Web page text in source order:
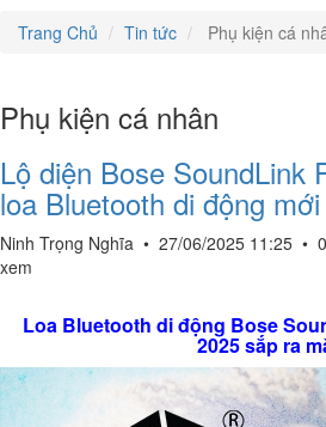
Trang Chủ
Tin tức Phụ kiện cá
Phụ kiện cá nhân
Lộ diện Bose SoundLink
loa Bluetooth di động
Ninh Trọng Nghĩa • 27/06/2025 11:25 •
xem
Loa Bluetooth di động Bose
2025 sắp ra